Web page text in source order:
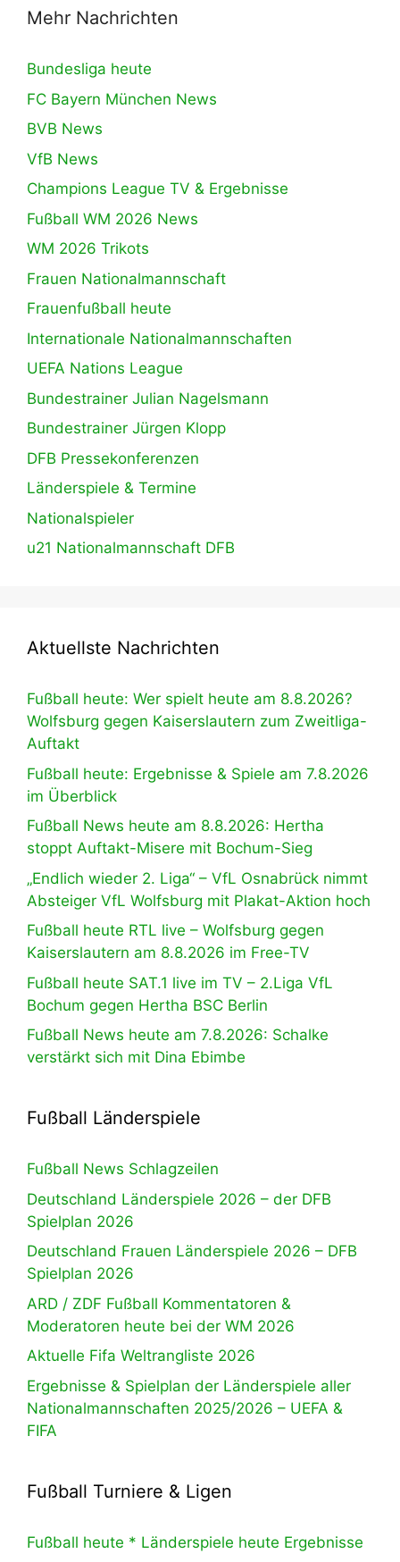
Mehr Nachrichten
Bundesliga heute
FC Bayern München News
BVB News
VfB News
Champions League TV & Ergebnisse
Fußball WM 2026 News
WM 2026 Trikots
Frauen Nationalmannschaft
Frauenfußball heute
Internationale Nationalmannschaften
UEFA Nations League
Bundestrainer Julian Nagelsmann
Bundestrainer Jürgen Klopp
DFB Pressekonferenzen
Länderspiele & Termine
Nationalspieler
u21 Nationalmannschaft DFB
Aktuellste Nachrichten
Fußball heute: Wer spielt heute am 8.8.2026?
Wolfsburg gegen Kaiserslautern zum Zweitliga-
Auftakt
Fußball heute: Ergebnisse & Spiele am 7.8.2026
im Überblick
Fußball News heute am 8.8.2026: Hertha
stoppt Auftakt-Misere mit Bochum-Sieg
„Endlich wieder 2. Liga“ – VfL Osnabrück nimmt
Absteiger VfL Wolfsburg mit Plakat-Aktion hoch
Fußball heute RTL live – Wolfsburg gegen
Kaiserslautern am 8.8.2026 im Free-TV
Fußball heute SAT.1 live im TV – 2.Liga VfL
Bochum gegen Hertha BSC Berlin
Fußball News heute am 7.8.2026: Schalke
verstärkt sich mit Dina Ebimbe
Fußball Länderspiele
Fußball News Schlagzeilen
Deutschland Länderspiele 2026 – der DFB
Spielplan 2026
Deutschland Frauen Länderspiele 2026 – DFB
Spielplan 2026
ARD / ZDF Fußball Kommentatoren &
Moderatoren heute bei der WM 2026
Aktuelle Fifa Weltrangliste 2026
Ergebnisse & Spielplan der Länderspiele aller
Nationalmannschaften 2025/2026 – UEFA &
FIFA
Fußball Turniere & Ligen
Fußball heute * Länderspiele heute Ergebnisse